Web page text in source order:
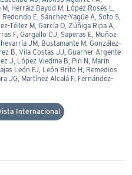
Herráiz Bayod M, López Rosés L,
E, Sánchez-Yagüe A, Soto S,
Téllez M, García O, Zúñiga Ripa A,
F, Gargallo CJ, Saperas E, Muñoz
JM, Bustamante M, González-
B, Vila Costas JJ, Guarner Argente
J, López Viedma B, Pin N, Marín
León FJ, León Brito H, Remedios
JG, Martínez Alcalá F, Fernández-
Internacional